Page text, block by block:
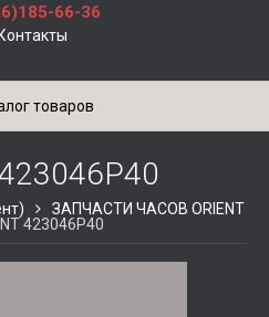
66-36
Контакты
товаров
ЗАПЧАСТИ ЧАСОВ ORIENT
423046P40